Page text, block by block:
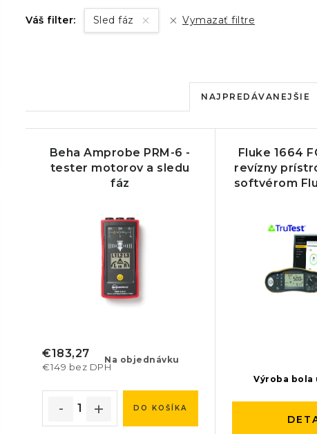
Váš filter: Sled fáz Vymazať filtre
R
a
d
u
NAJPREDÁVANEJŠIE
Beha Amprobe PRM-6 -
tester motorov a sledu
fáz
Na objednávku
€149 bez DPH
€183,27
DO KOŠÍKA
Fluke 1664
revízny
softvérom
Výroba bola